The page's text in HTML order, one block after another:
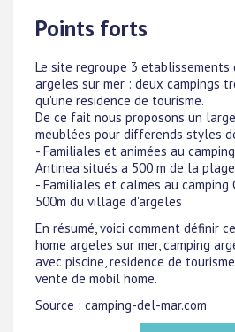
Points forts
Le site regroupe 3 etablissements
argeles sur mer : deux campings
qu'une residence de tourisme.
De ce fait nous proposons un
meublées pour differends styles
- Familiales et animées au
Antinea situés a 500 m de la
- Familiales et calmes au camping
500m du village d'argeles
En résumé, voici comment définir
home argeles sur mer, camping
avec piscine, residence de
vente de mobil home.
Source : camping-del-mar.com